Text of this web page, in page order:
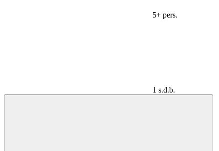
5+ pers.
1 s.d.b.